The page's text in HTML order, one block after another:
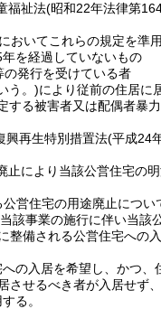
福祉法(昭和22年法律第
おいてこれらの規定を準
を経過していないもの
発行を受けている者
う。)により従前の住居に
る被害者又は配偶者暴
興再生特別措置法(平成24
により当該公営住宅の
営住宅の用途廃止につい
該事業の施行に伴い当該
整備される公営住宅への
の入居を希望し、かつ、
させるべき者が入居せず
る。